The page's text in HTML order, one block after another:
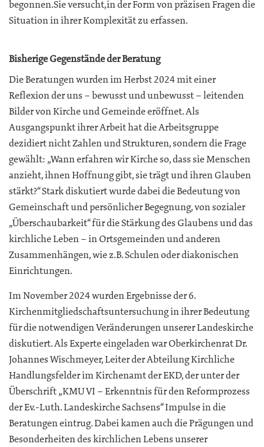
begonnen.Sie versucht,in der Form von präzisen Fragen die
Situation in ihrer Komplexität zu erfassen.
Bisherige Gegenstände der Beratung
Die Beratungen wurden im Herbst 2024 mit einer
Reflexion der uns – bewusst und unbewusst – leitenden
Bilder von Kirche und Gemeinde eröffnet. Als
Ausgangspunkt ihrer Arbeit hat die Arbeitsgruppe
dezidiert nicht Zahlen und Strukturen, sondern die Frage
gewählt: „Wann erfahren wir Kirche so, dass sie Menschen
anzieht, ihnen Hoffnung gibt, sie trägt und ihren Glauben
stärkt?“ Stark diskutiert wurde dabei die Bedeutung von
Gemeinschaft und persönlicher Begegnung, von sozialer
„Überschaubarkeit“ für die Stärkung des Glaubens und das
kirchliche Leben – in Ortsgemeinden und anderen
Zusammenhängen, wie z.B. Schulen oder diakonischen
Einrichtungen.
Im November 2024 wurden Ergebnisse der 6.
Kirchenmitgliedschaftsuntersuchung in ihrer Bedeutung
für die notwendigen Veränderungen unserer Landeskirche
diskutiert. Als Experte eingeladen war Oberkirchenrat Dr.
Johannes Wischmeyer, Leiter der Abteilung Kirchliche
Handlungsfelder im Kirchenamt der EKD, der unter der
Überschrift „KMU VI – Erkenntnis für den Reformprozess
der Ev.-Luth. Landeskirche Sachsens“ Impulse in die
Beratungen eintrug. Dabei kamen auch die Prägungen und
Besonderheiten des kirchlichen Lebens unserer